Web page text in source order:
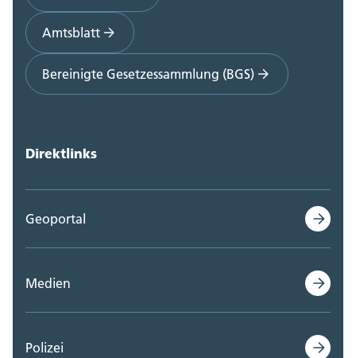
Amtsblatt
Bereinigte Gesetzessammlung (BGS)
Direktlinks
Geoportal
Medien
Polizei